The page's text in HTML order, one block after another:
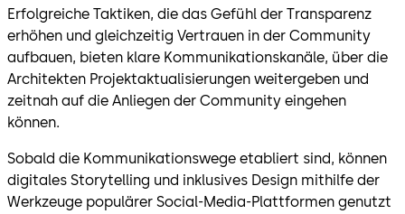
Erfolgreiche Taktiken, die das Gefühl der Transparenz
erhöhen und gleichzeitig Vertrauen in der Community
aufbauen, bieten klare Kommunikationskanäle, über die
Architekten Projektaktualisierungen weitergeben und
zeitnah auf die Anliegen der Community eingehen
können.
Sobald die Kommunikationswege etabliert sind, können
digitales Storytelling und inklusives Design mithilfe der
Werkzeuge populärer Social-Media-Plattformen genutzt